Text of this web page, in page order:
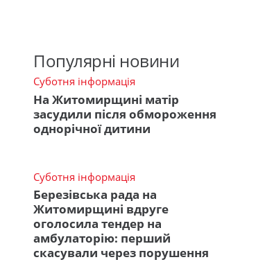
Популярні новини
Суботня інформація
На Житомирщині матір
засудили після обмороження
однорічної дитини
Суботня інформація
Березівська рада на
Житомирщині вдруге
оголосила тендер на
амбулаторію: перший
скасували через порушення